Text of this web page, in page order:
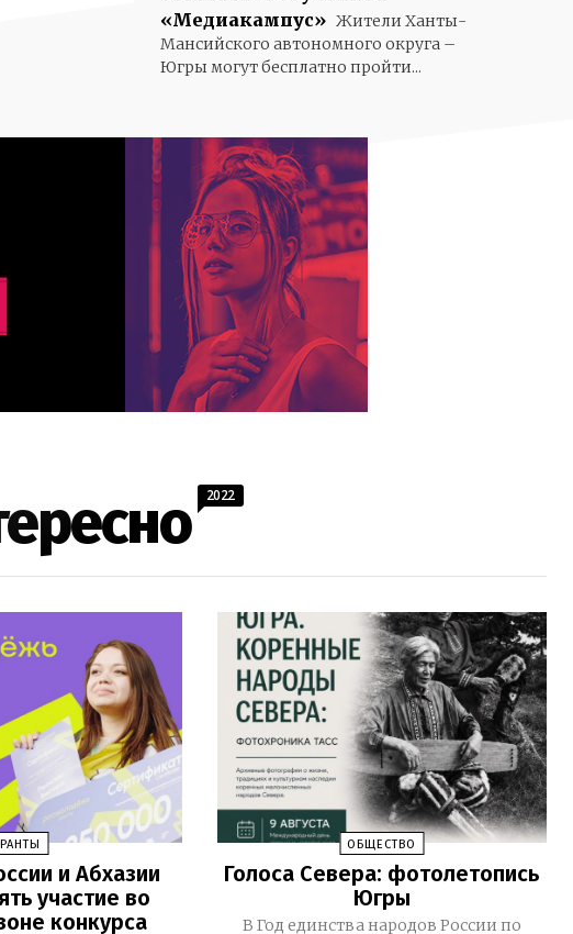
«Медиакампус» Жители Ханты-
Мансийского автономного округа –
Югры могут бесплатно пройти...
2022
и Абхазии
участие во
конкурса
ОБЩЕСТВО
Голоса Севера: фотолетопись
Югры
В Год единства народов России по